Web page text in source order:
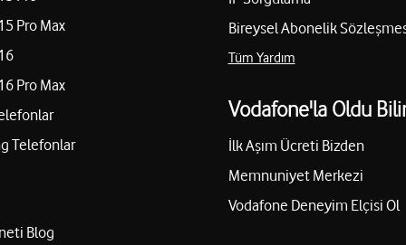
Pro Max
Pro Max
Telefonlar
Blog
Bireysel Abonelik
Tüm Yardım
Vodafone'la Oldu
İlk Aşım Ücreti Bizden
Memnuniyet Merkezi
Vodafone Deneyim Elçisi Ol